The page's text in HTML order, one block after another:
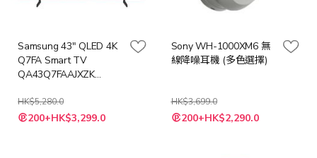
Samsung 43" QLED 4K
Q7FA Smart TV
QA43Q7FAAJXZK
HK$5,280.0
特
殊 200+HK$3,299.0
Sony WH-1000XM6 無
線降噪耳機 (多色選擇)
HK$3,699.0
200+HK$2,290.0